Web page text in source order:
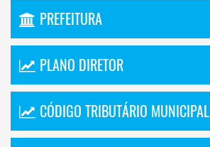
PREFEITURA
PLANO DIRETOR
CÓDIGO TRIBUTÁRIO MUNICIPAL